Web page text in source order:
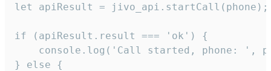
let apiResult = jivo_api.startCall(phone);
if (apiResult.result === 'ok') {
console.log('Call started, phone: ',
} else {